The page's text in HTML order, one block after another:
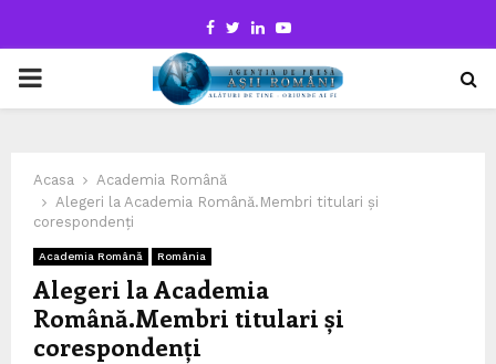
Facebook
TwitterLinkedinYoutube
PRIMARY
Acasa
Academia Română
Alegeri la Academia Română.Membri titulari și
corespondenți
Academia Română România
Alegeri la Academia
Română.Membri titulari și
corespondenți